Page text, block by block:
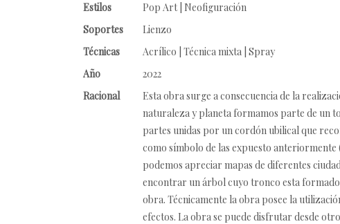
Estilos
Pop Art | Neofiguración
Soportes
Lienzo
Técnicas
Acrílico | Técnica mixta | Spray
Año
2022
Racional
Esta obra surge a consecuencia de la
naturaleza y planeta formamos parte de un
partes unidas por un cordón ubilical que
como símbolo de las expuesto
podemos apreciar mapas de diferentes
encontrar un árbol cuyo tronco esta
obra. Técnicamente la obra posee la
efectos. La obra se puede disfrutar desde